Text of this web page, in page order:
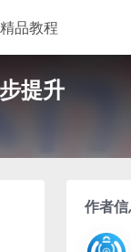
精品教程
提升
作者